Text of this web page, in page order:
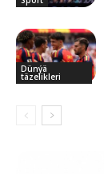
Dünýä
täzelikleri